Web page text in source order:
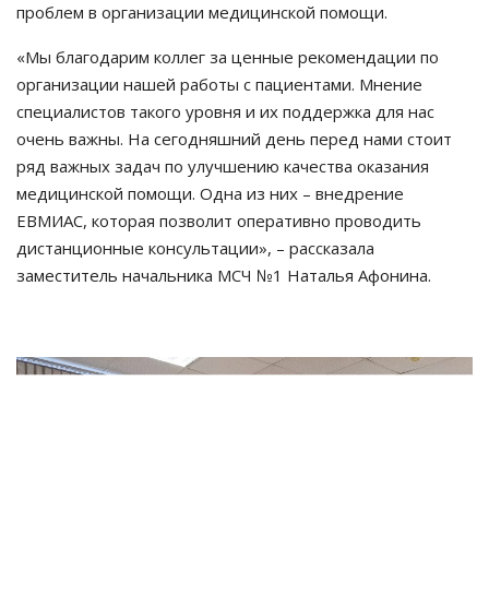
проблем в организации медицинской помощи.
«Мы благодарим коллег за ценные рекомендации по
организации нашей работы с пациентами. Мнение
специалистов такого уровня и их поддержка для нас
очень важны. На сегодняшний день перед нами стоит
ряд важных задач по улучшению качества оказания
медицинской помощи. Одна из них – внедрение
ЕВМИАС, которая позволит оперативно проводить
дистанционные консультации», – рассказала
заместитель начальника МСЧ №1 Наталья Афонина.